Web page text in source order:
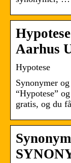
Aarhus
Hypotese
Synonymer
“Hypotese”
gratis, og du